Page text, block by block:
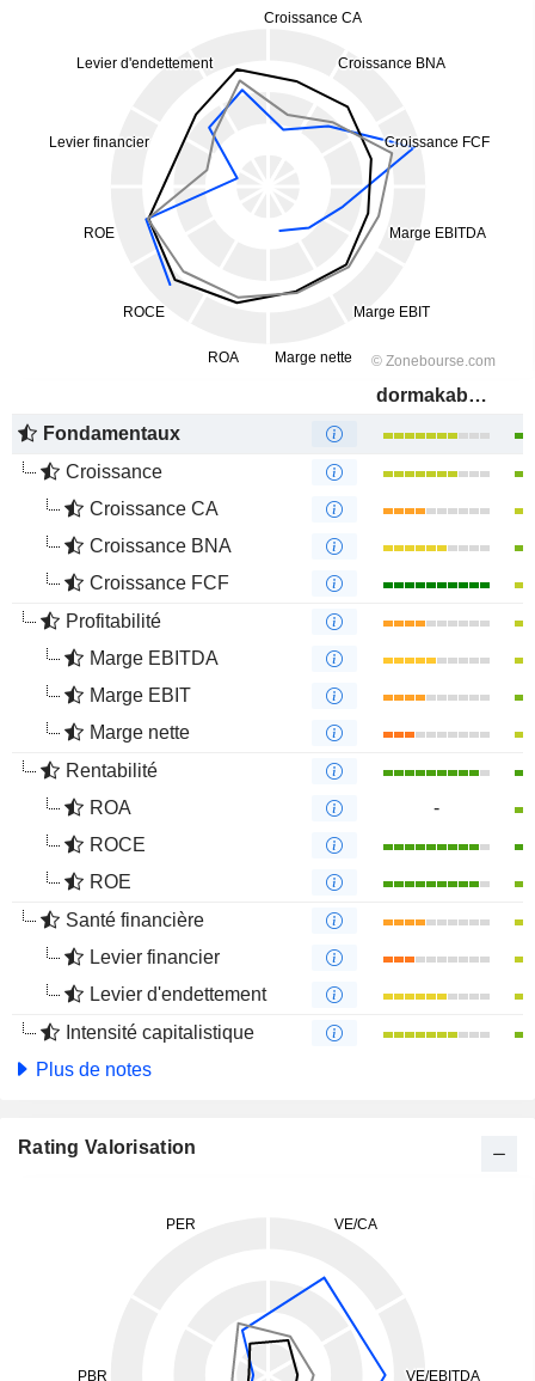
dormakaba Holding AG
Fondamentaux
Croissance
Croissance CA
Croissance BNA
Croissance FCF
Profitabilité
Marge EBITDA
Marge EBIT
Marge nette
Rentabilité
ROA
-
ROCE
ROE
Santé financière
Levier financier
Levier d'endettement
Intensité capitalistique
Plus de notes
Rating Valorisation